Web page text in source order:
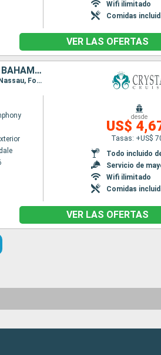
Wifi ilimitado
Comidas
VER LAS OFERTAS
ESTADOS UNIDOS, MÉXICO, BELICE, HONDURAS, ISLAS CAIMÁN, JAMAICA, BAHAMAS
Itinerario : Fort Lauderdale, Cozumel, Belice, Santo Tomas, Roatan, Gran Caiman, Ocho rios Bay, Nassau, Fort Lauderdale
desde
US$
Tasas: +US$
Todo incluido
Servicio de
Wifi ilimitado
Comidas
VER LAS OFERTAS